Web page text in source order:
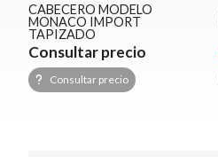
CABECERO MODELO
MONACO IMPORT
TAPIZADO
Consultar precio
Consultar precio